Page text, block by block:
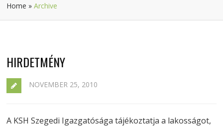
Home »Archive
HIRDETMÉNY
NOVEMBER 25, 2010
A KSH Szegedi Igazgatósága tájékoztatja a lakosságot,